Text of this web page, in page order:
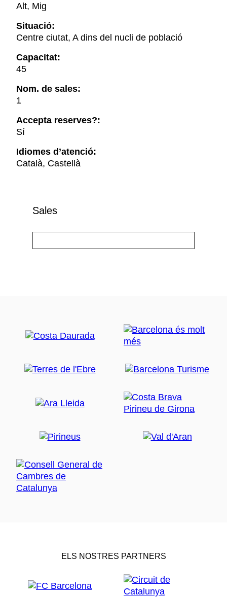
Alt, Mig
Situació:
Centre ciutat, A dins del nucli de població
Capacitat:
45
Nom. de sales:
1
Accepta reserves?:
Sí
Idiomes d’atenció:
Català, Castellà
Sales
ELS NOSTRES PARTNERS